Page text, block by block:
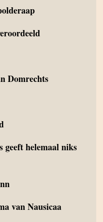
Domrechts
geeft helemaal niks
van Nausicaa